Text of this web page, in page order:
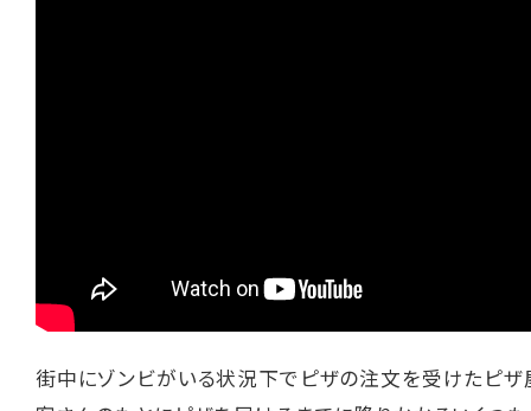
街中にゾンビがいる状況下でピザの注文を受けたピザ